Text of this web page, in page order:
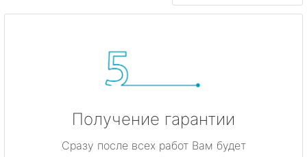
метро Кузьминки
метро Китай-город
метро Нагатинская
метро Каширская
Получение гарантии
Сразу после всех работ Вам будет